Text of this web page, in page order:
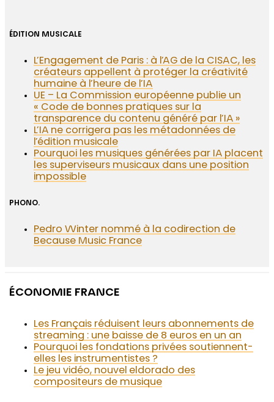
ÉDITION MUSICALE
L’Engagement de Paris : à l’AG de la CISAC, les
créateurs appellent à protéger la créativité
humaine à l’heure de l’IA
UE – La Commission européenne publie un
« Code de bonnes pratiques sur la
transparence du contenu généré par l’IA »
L’IA ne corrigera pas les métadonnées de
l’édition musicale
Pourquoi les musiques générées par IA placent
les superviseurs musicaux dans une position
impossible
PHONO.
Pedro Winter nommé à la codirection de
Because Music France
ÉCONOMIE FRANCE
Les Français réduisent leurs abonnements de
streaming : une baisse de 8 euros en un an
Pourquoi les fondations privées soutiennent-
elles les instrumentistes ?
Le jeu vidéo, nouvel eldorado des
compositeurs de musique